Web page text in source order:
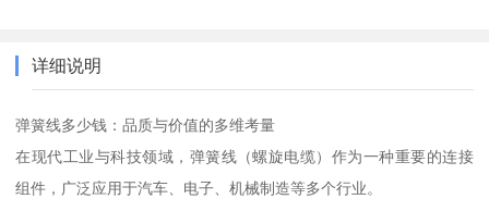
详细说明
弹簧线多少钱：品质与价值的多维考量
在现代工业与科技领域，弹簧线（螺旋电缆）作为一种重要的连接
组件，广泛应用于汽车、电子、机械制造等多个行业。